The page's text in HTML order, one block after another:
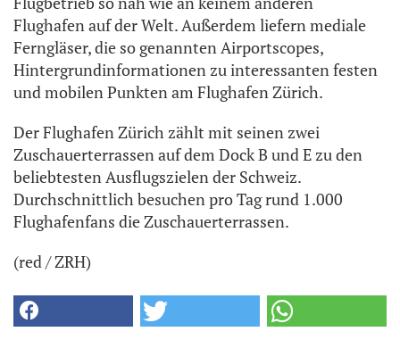
Flughafen auf der Welt. Außerdem liefern mediale
Ferngläser, die so genannten Airportscopes,
Hintergrundinformationen zu interessanten festen
und mobilen Punkten am Flughafen Zürich.
Der Flughafen Zürich zählt mit seinen zwei
Zuschauerterrassen auf dem Dock B und E zu den
beliebtesten Ausflugszielen der Schweiz.
Durchschnittlich besuchen pro Tag rund 1.000
Flughafenfans die Zuschauerterrassen.
(red / ZRH)